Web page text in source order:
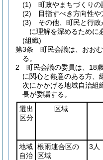
(1)
町政やまちづくりの
(2)
目指すべき方向性や
(3)
その他、町民と行
に理解を深めるために
(組織)
第3条
町民会議は、おお
る。
2
町民会議の委員は、18
に関心と熱意のある方、
次にかかげる地域自治組
長が委嘱する。
選出
区分
区域
地域
自治
根雨連合区の
区域
3人